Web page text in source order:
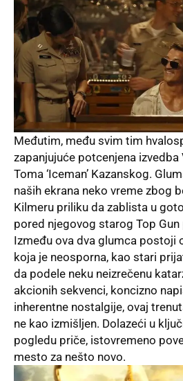
Međutim, među svim tim
zapanjujuće potcenjena izvedba
Toma ‘Iceman’ Kazanskog.
naših ekrana neko vreme zbog
Kilmeru priliku da zablista u
pored njegovog starog Top
Između ova dva glumca postoji
koja je neosporna, kao stari
da podele neku neizrečenu
akcionih sekvenci, koncizno
inherentne nostalgije, ovaj
ne kao izmišlјen. Dolazeći u
pogledu priče, istovremeno
mesto za nešto novo.